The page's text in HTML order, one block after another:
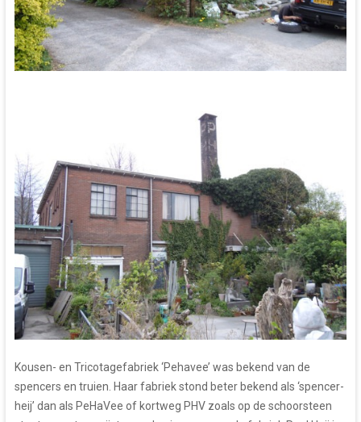
Kousen- en Tricotagefabriek ‘Pehavee’ was bekend van de
spencers en truien. Haar fabriek stond beter bekend als ‘spencer-
heij’ dan als PeHaVee of kortweg PHV zoals op de schoorsteen